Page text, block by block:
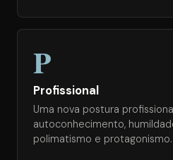
P
Profissional
Uma nova postura
autoconhecimento,
polimatismo e protagonismo.